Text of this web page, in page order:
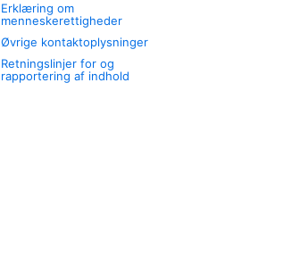
Erklæring om
menneskerettigheder
Øvrige kontaktoplysninger
Retningslinjer for og
rapportering af indhold